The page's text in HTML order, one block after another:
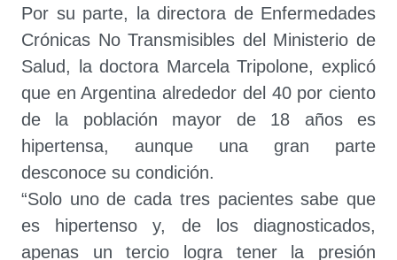
Por su parte, la directora de Enfermedades
Crónicas No Transmisibles del Ministerio de
Salud, la doctora Marcela Tripolone, explicó
que en Argentina alrededor del 40 por ciento
de la población mayor de 18 años es
hipertensa, aunque una gran parte
desconoce su condición.
“Solo uno de cada tres pacientes sabe que
es hipertenso y, de los diagnosticados,
apenas un tercio logra tener la presión